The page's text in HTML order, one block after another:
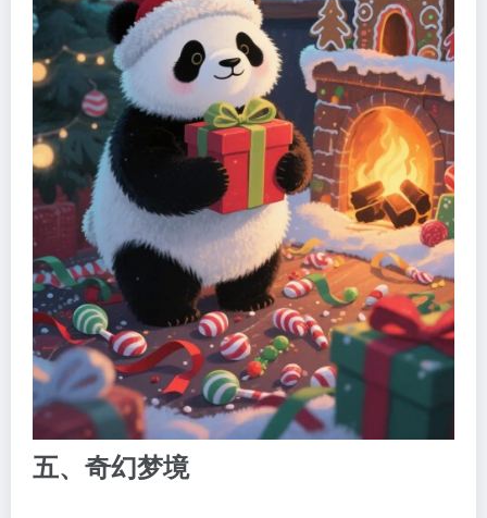
五、奇幻梦境